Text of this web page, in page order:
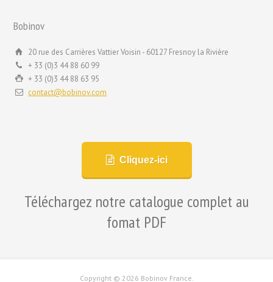
Bobinov
20 rue des Carrières Vattier Voisin - 60127 Fresnoy la Rivière
+ 33 (0)3 44 88 60 99
+ 33 (0)3 44 88 63 95
contact@bobinov.com
Cliquez-ici
Téléchargez notre catalogue complet au
fomat PDF
Copyright © 2026 Bobinov France.